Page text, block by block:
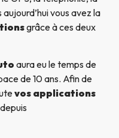
vous avez la
grâce à ces deux
aura eu le temps de
de 10 ans. Afin de
vos applications